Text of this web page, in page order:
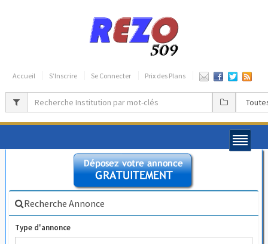
Accueil S’Inscrire Se Connecter Prix des Plans
Recherche Annonce
Type d'annonce